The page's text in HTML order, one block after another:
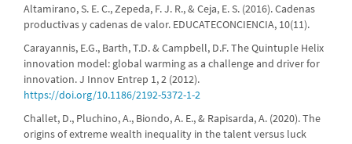
Altamirano, S. E. C., Zepeda, F. J. R., & Ceja, E. S. (2016). Cadenas
productivas y cadenas de valor. EDUCATECONCIENCIA, 10(11).
Carayannis, E.G., Barth, T.D. & Campbell, D.F. The Quintuple Helix
innovation model: global warming as a challenge and driver for
innovation. J Innov Entrep 1, 2 (2012).
https://doi.org/10.1186/2192-5372-1-2
Challet, D., Pluchino, A., Biondo, A. E., & Rapisarda, A. (2020). The
origins of extreme wealth inequality in the talent versus luck